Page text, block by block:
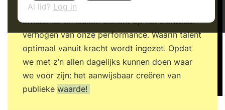
innovaties in de praktijk van alledag. Slimmer,
efficiënter én leuker. Gericht op het zichtbaar
verhogen van onze performance. Waarin talent
optimaal vanuit kracht wordt ingezet. Opdat
we met z’n allen dagelijks kunnen doen waar
we voor zijn: het aanwijsbaar creëren van
publieke waarde!
Al lid? Log in